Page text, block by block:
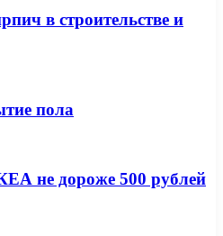
в строительстве и
пола
не дороже 500 рублей